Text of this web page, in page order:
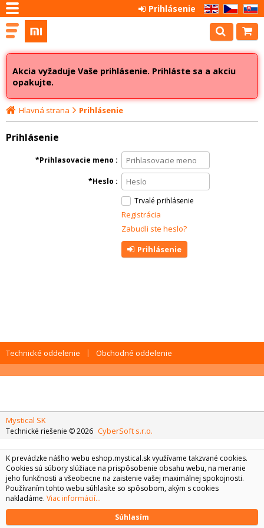
EN CZ SK
Prihlásenie
Akcia vyžaduje Vaše prihlásenie. Prihláste sa a akciu
opakujte.
Hlavná strana Prihlásenie
Prihlásenie
Prihlasovacie meno
Heslo
Trvalé prihlásenie
Registrácia
Zabudli ste heslo?
Prihlásenie
Technické oddelenie Obchodné oddelenie
Mystical SK
Technické riešenie © 2026 CyberSoft s.r.o.
K prevádzke nášho webu eshop.mystical.sk využívame takzvané cookies.
Cookies sú súbory slúžiace na prispôsobenie obsahu webu, na meranie
jeho funkčnosti a všeobecne na zaistenie vašej maximálnej spokojnosti.
Používaním tohto webu súhlasíte so spôsobom, akým s cookies
nakladáme. Viac informácií...
Súhlasím